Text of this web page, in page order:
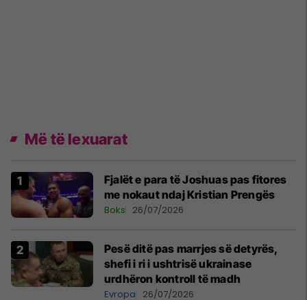
Më të lexuarat
Fjalët e para të Joshuas pas fitores
me nokaut ndaj Kristian Prengës
Boks 26/07/2026
Pesë ditë pas marrjes së detyrës,
shefi i ri i ushtrisë ukrainase
urdhëron kontroll të madh
Evropa 26/07/2026